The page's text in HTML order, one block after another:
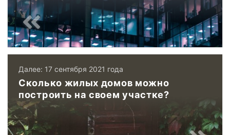
Далее: 17 сентября 2021 года
Сколько жилых домов можно
построить на своем участке?